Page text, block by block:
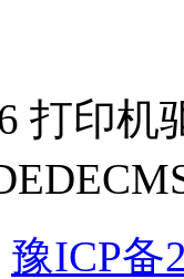
打印
豫ICP备